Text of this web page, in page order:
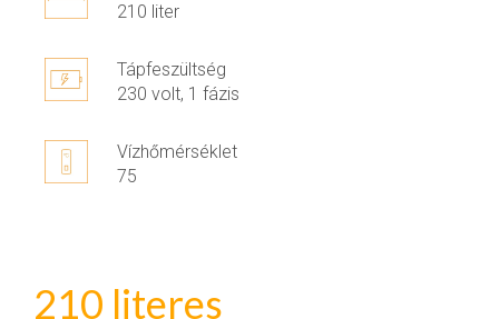
210 liter
Tápfeszültség
230 volt, 1 fázis
Vízhőmérséklet
75
210 literes